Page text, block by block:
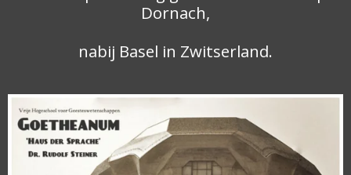
Dornach,
nabij Basel in Zwitserland.